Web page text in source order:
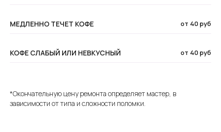
МЕДЛЕННО ТЕЧЕТ КОФЕ от 40 руб
КОФЕ СЛАБЫЙ ИЛИ НЕВКУСНЫЙ от 40 руб
*Окончательную цену ремонта определяет мастер, в
зависимости от типа и сложности поломки.